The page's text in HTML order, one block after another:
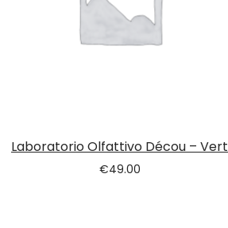
Laboratorio Olfattivo Décou – Vert
€49.00